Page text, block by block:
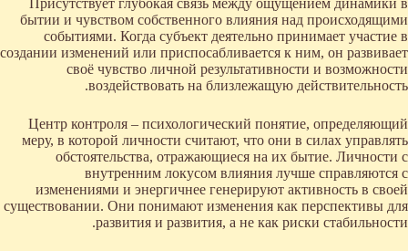
Присутствует глубокая связь между ощущением динамики в
бытии и чувством собственного влияния над происходящими
событиями. Когда субъект деятельно принимает участие в
создании изменений или приспосабливается к ним, он развивает
своё чувство личной результативности и возможности
воздействовать на близлежащую действительность.
Центр контроля – психологический понятие, определяющий
меру, в которой личности считают, что они в силах управлять
обстоятельства, отражающиеся на их бытие. Личности с
внутренним локусом влияния лучше справляются с
изменениями и энергичнее генерируют активность в своей
существовании. Они понимают изменения как перспективы для
развития и развития, а не как риски стабильности.